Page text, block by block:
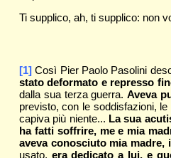
Ti supplico, ah, ti supplico: non
[1]Così Pier Paolo Pasolini
stato deformato e represso
dalla sua terza guerra.Aveva
previsto, con le soddisfazioni, le
capiva più niente... La sua
ha fatti soffrire, me e mia
aveva conosciuto mia
usato, era dedicato a lui, e